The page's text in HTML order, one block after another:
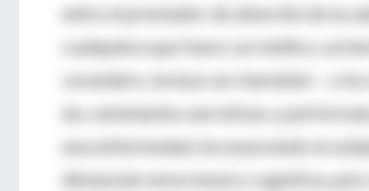
entre el prestador de atención de la
cualquiera que fuera: un médico, un
curandero, incluso un charlatán— y los
las cambiantes narrativas y
una enfermedad, incorporando la
dimensión emocional y cognitiva,